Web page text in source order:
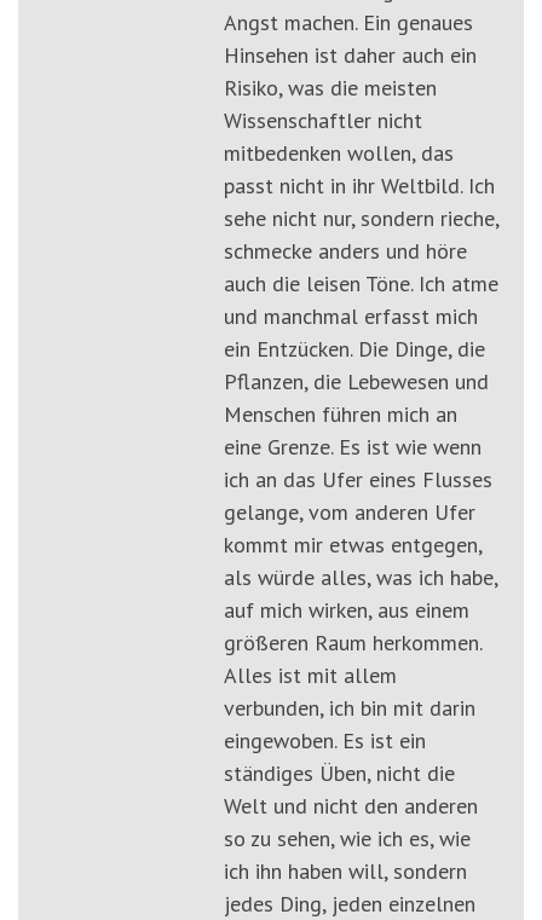
Angst machen. Ein genaues
Hinsehen ist daher auch ein
Risiko, was die meisten
Wissenschaftler nicht
mitbedenken wollen, das
passt nicht in ihr Weltbild. Ich
sehe nicht nur, sondern rieche,
schmecke anders und höre
auch die leisen Töne. Ich atme
und manchmal erfasst mich
ein Entzücken. Die Dinge, die
Pflanzen, die Lebewesen und
Menschen führen mich an
eine Grenze. Es ist wie wenn
ich an das Ufer eines Flusses
gelange, vom anderen Ufer
kommt mir etwas entgegen,
als würde alles, was ich habe,
auf mich wirken, aus einem
größeren Raum herkommen.
Alles ist mit allem
verbunden, ich bin mit darin
eingewoben. Es ist ein
ständiges Üben, nicht die
Welt und nicht den anderen
so zu sehen, wie ich es, wie
ich ihn haben will, sondern
jedes Ding, jeden einzelnen